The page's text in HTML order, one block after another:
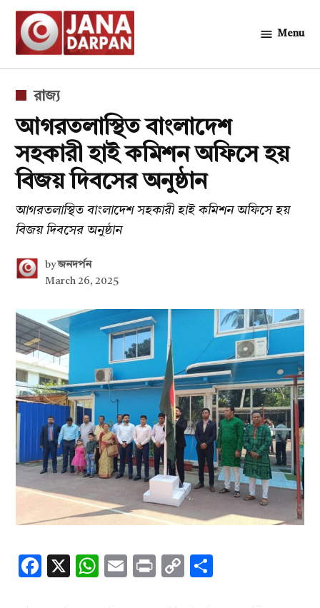
Skip
content
Menu
POSTED
IN
রাজ্য
আগরতলাস্থিত বাংলাদেশ
সহকারী হাই কমিশন অফিসে হয়
বিজয় দিবসের অনুষ্ঠান
আগরতলাস্থিত বাংলাদেশ সহকারী হাই কমিশন অফিসে হয়
বিজয় দিবসের অনুষ্ঠান
by জনদর্পন
March 26, 2025
Facebook
X WhatsApp
EmailPrintCopy